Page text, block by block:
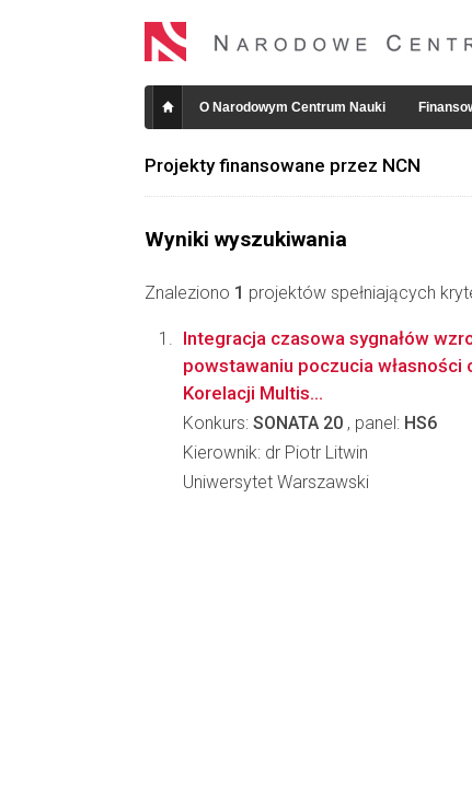
O Narodowym Centrum Nauki
Projekty finansowane przez NCN
Wyniki wyszukiwania
Znaleziono 1 projektów spełniających
Integracja czasowa sygnałów
powstawaniu poczucia własności
Korelacji Multis...
Konkurs: SONATA 20 , panel: HS6
Kierownik: dr Piotr Litwin
Uniwersytet Warszawski